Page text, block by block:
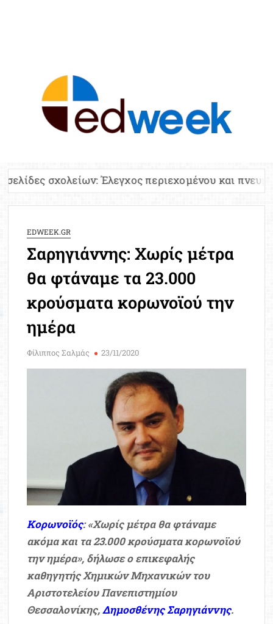
Έλεγχος περιεχομένου και πνευματικών
EDWEEK.GR
Σαρηγιάννης: Χωρίς μέτρα
θα φτάναμε τα 23.000
κρούσματα κορωνοϊού την
ημέρα
Φίλιππος Σαλμάς 23/11/2020
Κορωνοϊός: «Χωρίς μέτρα θα φτάναμε
ακόμα και τα 23.000 κρούσματα κορωνοϊού
την ημέρα», δήλωσε ο επικεφαλής
καθηγητής Χημικών Μηχανικών του
Αριστοτελείου Πανεπιστημίου
Θεσσαλονίκης,Δημοσθένης Σαρηγιάννης.